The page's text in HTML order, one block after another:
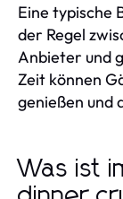
Eine typische
der Regel
Anbieter und
Zeit können
genießen und
Was ist